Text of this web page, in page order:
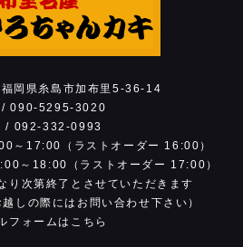
福岡県糸島市加布里5-36-14
/090-5295-3020
/ 092-332-0993
～17:00（ラストオーダー 16:00）
～18:00（ラストオーダー 17:00）
り次第終了とさせていただきます
しの際にはお問い合わせ下さい）
フォームはこちら